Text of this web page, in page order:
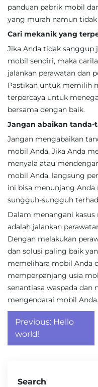
panduan pabrik mobil
yang murah namun
Cari mekanik yang
Jika Anda tidak sanggup
mobil sendiri, maka
jalankan perawatan dan
Pastikan untuk memilih
terpercaya untuk
bersama dengan baik.
Jangan abaikan tanda-
Jangan mengabaikan
mobil Anda. Jika Anda
menyala atau
mobil Anda, langsung
ini bisa menunjang
sungguh-sungguh
Dalam menangani
adalah jalankan
Dengan melakukan
dan solusi paling baik
memelihara mobil Anda
memperpanjang usia
senantiasa waspada dan
mengendarai mobil Anda.
Post
navigation
Previous: Hello
world!
Search